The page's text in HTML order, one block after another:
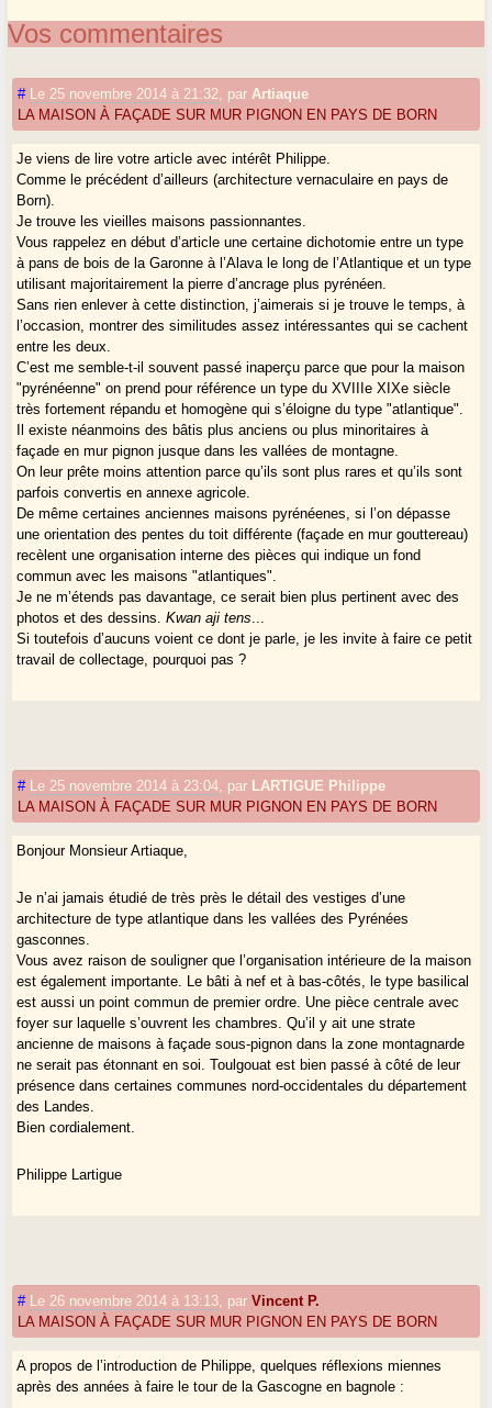
Vos commentaires
# Le 25 novembre 2014 à 21:32 par Artiaque
LA MAISON À FAÇADE SUR MUR PIGNON EN PAYS DE BORN
Je viens de lire votre article avec intérêt Philippe.
Comme le précédent d’ailleurs (architecture vernaculaire en pays de
Born).
Je trouve les vieilles maisons passionnantes.
Vous rappelez en début d’article une certaine dichotomie entre un type
à pans de bois de la Garonne à l’Alava le long de l’Atlantique et un type
utilisant majoritairement la pierre d’ancrage plus pyrénéen.
Sans rien enlever à cette distinction, j’aimerais si je trouve le temps, à
l’occasion, montrer des similitudes assez intéressantes qui se cachent
entre les deux.
C’est me semble-t-il souvent passé inaperçu parce que pour la maison
"pyrénéenne" on prend pour référence un type du XVIIIe XIXe siècle
très fortement répandu et homogène qui s’éloigne du type "atlantique".
Il existe néanmoins des bâtis plus anciens ou plus minoritaires à
façade en mur pignon jusque dans les vallées de montagne.
On leur prête moins attention parce qu’ils sont plus rares et qu’ils sont
parfois convertis en annexe agricole.
De même certaines anciennes maisons pyrénéenes, si l’on dépasse
une orientation des pentes du toit différente (façade en mur gouttereau)
recèlent une organisation interne des pièces qui indique un fond
commun avec les maisons "atlantiques".
Je ne m’étends pas davantage, ce serait bien plus pertinent avec des
photos et des dessins.Kwan aji tens
Si toutefois d’aucuns voient ce dont je parle, je les invite à faire ce petit
travail de collectage, pourquoi pas ?
# Le 25 novembre 2014 à 23:04 par LARTIGUE Philippe
LA MAISON À FAÇADE SUR MUR PIGNON EN PAYS DE BORN
Bonjour Monsieur Artiaque,
Je n’ai jamais étudié de très près le détail des vestiges d’une
architecture de type atlantique dans les vallées des Pyrénées
gasconnes.
Vous avez raison de souligner que l’organisation intérieure de la maison
est également importante. Le bâti à nef et à bas-côtés, le type basilical
est aussi un point commun de premier ordre. Une pièce centrale avec
foyer sur laquelle s’ouvrent les chambres. Qu’il y ait une strate
ancienne de maisons à façade sous-pignon dans la zone montagnarde
ne serait pas étonnant en soi. Toulgouat est bien passé à côté de leur
présence dans certaines communes nord-occidentales du département
des Landes.
Bien cordialement.
Philippe Lartigue
# Le 26 novembre 2014 à 13:13 parVincent P.
LA MAISON À FAÇADE SUR MUR PIGNON EN PAYS DE BORN
A propos de l’introduction de Philippe, quelques réflexions miennes
après des années à faire le tour de la Gascogne en bagnole :